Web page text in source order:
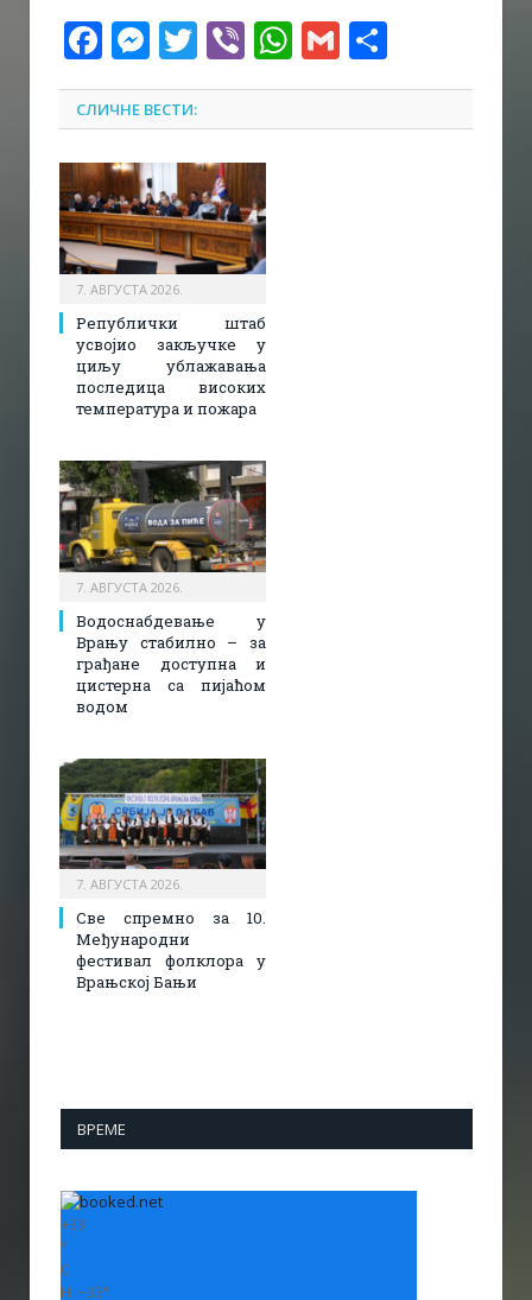
Facebook
Messenger
Twitter
ViberWhatsApp
Gmail
СЛИЧНЕ ВЕСТИ:
7. АВГУСТА 2026.
Републички штаб
усвојио закључке у
циљу ублажавања
последица високих
температура и пожара​
7. АВГУСТА 2026.
Водоснабдевање у
Врању стабилно – за
грађане доступна и
цистерна са пијаћом
водом
7. АВГУСТА 2026.
Све спремно за 10.
Међународни
фестивал фолклора у
Врањској Бањи
ВРЕМЕ
+33
°
C
H: +33°